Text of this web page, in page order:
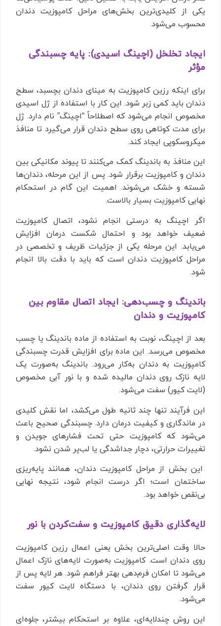
یکی از کلیدی‌ترین بخش‌های مراحل کامپوزیت دندان
محسوب می‌شود.
ایجاد تخلخل (اچینگ اسیدی): پایه چسبندگی
مؤثر
برای اینکه رزین کامپوزیت به مینای دندان بچسبد، سطح
دندان باید کمی زبر شود. این کار با استفاده از ژل اسیدی
مخصوص انجام می‌شود که اصطلاحاً “اچینگ” نام دارد. ژل
برای مدت کوتاهی روی سطح دندان قرار می‌گیرد تا منافذ
میکروسکوپی ایجاد کند.
این منافذ به باندینگ کمک می‌کنند تا پیوند مکانیکی بین
دندان و کامپوزیت برقرار شود. پس از این مرحله، دندان‌ها
شسته و خشک می‌شوند. اهمیت این گام در استحکام
نهایی کامپوزیت بسیار بالاست.
اگر اچینگ به درستی انجام نشود، اتصال کامپوزیت
ضعیف خواهد بود و احتمال شکست درمان افزایش
می‌یابد. این مرحله یکی از جزئیات ظریف و تخصصی در
مراحل کامپوزیت دندان است که باید با دقت بالا انجام
شود.
باندینگ و چسب‌دهی: ایجاد اتصال مقاوم بین
کامپوزیت و دندان
بعد از اچینگ، نوبت به استفاده از ماده باندینگ یا چسب
مخصوص می‌رسد. این ماده برای افزایش قدرت چسبندگی
کامپوزیت به دندان به‌کار می‌رود. باندینگ به‌صورت یک
لایه نازک روی دندان مالیده شده و با نور آبی مخصوص
(لایت کیور) سفت می‌شود.
این فرآیند تنها چند ثانیه طول می‌کشد، اما نقش کلیدی
در ماندگاری و کیفیت درمان دارد. چسبندگی صحیح باعث
می‌شود که کامپوزیت حتی تحت فشارهای جویدن و
تغییرات حرارتی، دچار جداشدگی یا لب‌پر شدن نشود.
این بخش از مراحل کامپوزیت دندان، همانند پایه‌ریزی
ساختمان است؛ اگر درست انجام شود، نتیجه نهایی
بی‌نقص خواهد بود.
لایه‌گذاری دقیق کامپوزیت و سفت‌کردن با نور
حالا وقت اصلی‌ترین بخش یعنی اعمال رزین کامپوزیت
روی دندان است. کامپوزیت به‌صورت لایه‌های نازک اعمال
می‌شود تا امکان فرم‌دهی بهتر فراهم شود. هر لایه پس از
قرار گرفتن روی دندان، با دستگاه لایت کیور سفت
می‌شود.
این روش چندلایه‌ای، علاوه بر استحکام بیشتر، جلوه‌ای